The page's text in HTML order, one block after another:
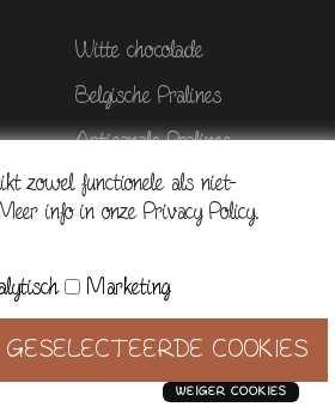
Witte chocolade
Belgische Pralines
Artisanale Pralines
Sinterklaas
Halloween chocolade
- BE0665845315 - Powered by
CCV Shop
zowel functionele als niet-
info in onze Privacy Policy.
Marketing
COOKIES
WEIGER COOKIES